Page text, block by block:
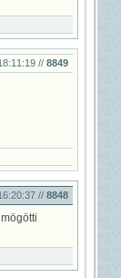
// 8849
// 8848